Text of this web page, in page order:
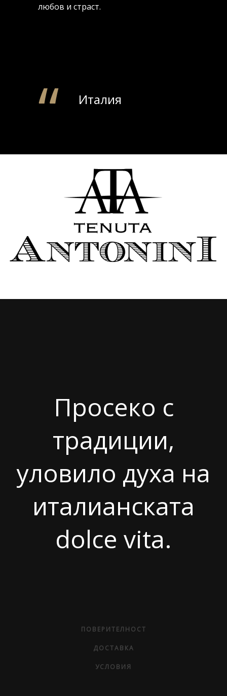
любов и страст.
Италия
Просеко с
традиции,
уловило духа на
италианската
dolce vita.
ПОВЕРИТЕЛНОСТ
ДОСТАВКА
УСЛОВИЯ